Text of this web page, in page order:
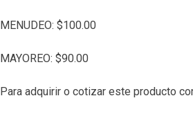
MENUDEO: $100.00
MAYOREO: $90.00
Para adquirir o cotizar este producto